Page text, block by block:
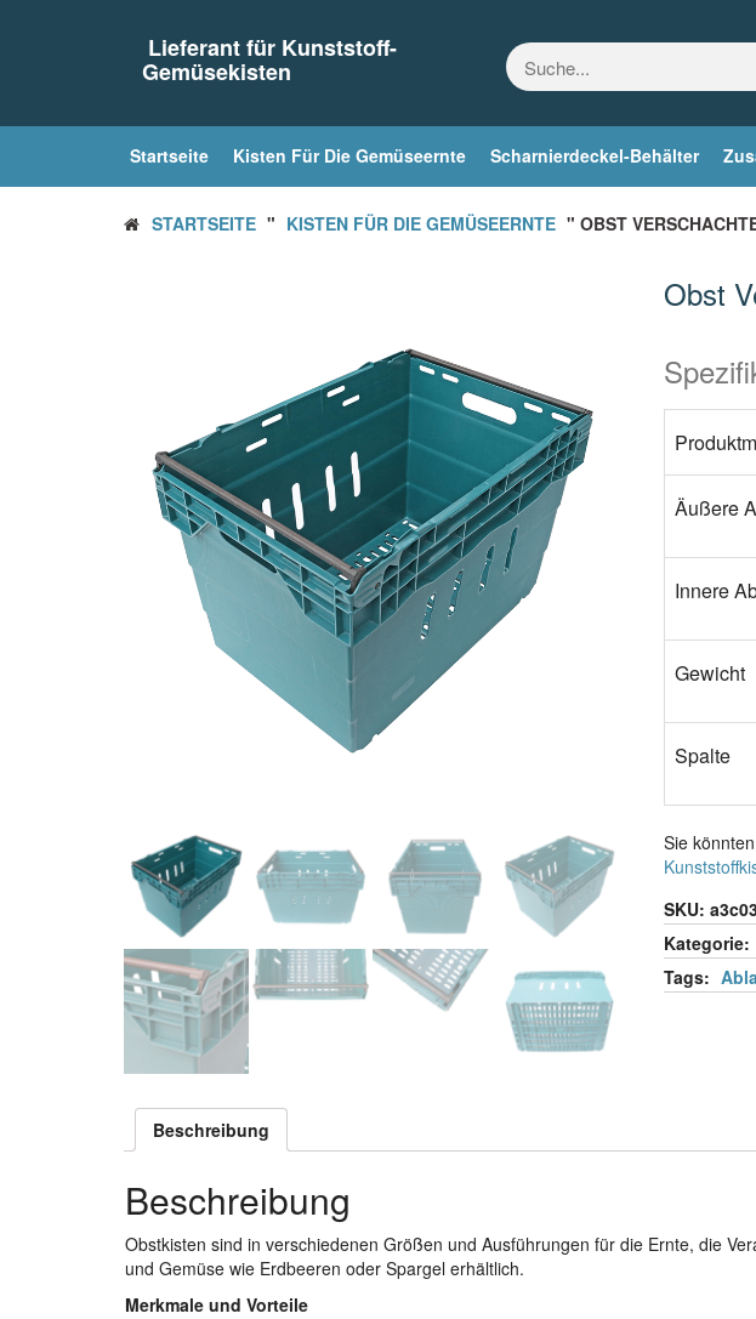
Lieferant für Kunststoff-
Gemüsekisten
Startseite Kisten Für Die Gemüseernte Scharnierdeckel-Behälter
STARTSEITE " KISTEN FÜR DIE GEMÜSEERNTE " OBST
Obst
Äußere
Innere
Gewicht
Spalte
Sie
SKU:
Kategorie:
Tags:
Beschreibung
Beschreibung
Obstkisten sind in verschiedenen Größen und Ausführungen für die Ernte, die
und Gemüse wie Erdbeeren oder Spargel erhältlich.
Merkmale und Vorteile